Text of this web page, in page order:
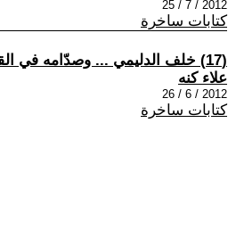
2012 / 7 / 25
كتابات ساخرة
(17) خلف الدليمي ... وصدّامه في القمر
علاء كنه
2012 / 6 / 26
كتابات ساخرة